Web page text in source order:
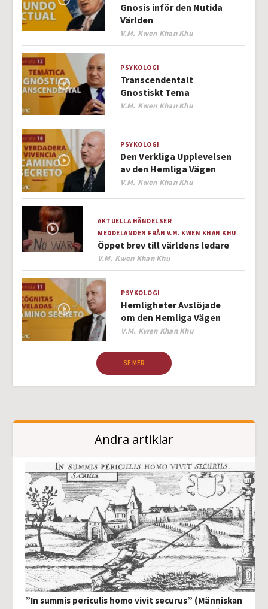
Gnosis inför den Nutida
Världen
Author
V.M. Kwen Khan Khu
PSYKOLOGI
Transcendentalt
Gnostiskt Tema
Author
V.M. Kwen Khan Khu
PSYKOLOGI
Den Verkliga Upplevelsen
av den Hemliga Vägen
Author
V.M. Kwen Khan Khu
AKTUELLA HÄNDELSER
MEDDELANDEN FRÅN V.M. KWEN KHAN KHU
Öppet brev till världens ledare
Author
V.M. Kwen Khan Khu
PSYKOLOGI
Hemligheter Avslöjade
om den Hemliga Vägen
Author
V.M. Kwen Khan Khu
SE MER
Andra artiklar
”In summis periculis homo vivit securus” (Människan